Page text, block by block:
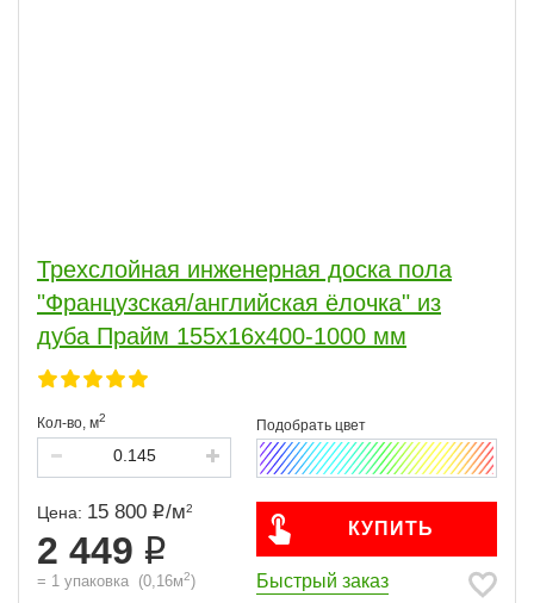
Трехслойная инженерная доска пола
"Французская/английская ёлочка" из
дуба Прайм 155х16х400-1000 мм
Кол-во, м2
Цена: 15 800 /м2
2 449
= 1 упаковка (0,16м2)
КУПИТЬ
Быстрый заказ